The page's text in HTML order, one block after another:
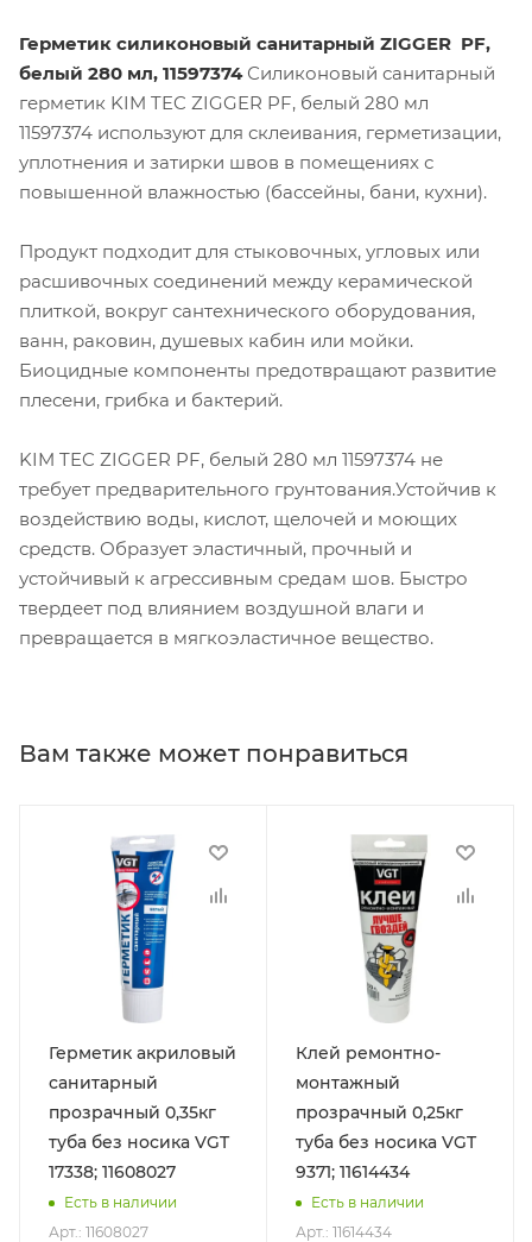
Герметик силиконовый санитарный ZIGGER PF,
белый 280 мл, 11597374 Силиконовый санитарный
герметик KIM TEC ZIGGER PF, белый 280 мл
11597374 используют для склеивания, герметизации,
уплотнения и затирки швов в помещениях с
повышенной влажностью (бассейны, бани, кухни).
Продукт подходит для стыковочных, угловых или
расшивочных соединений между керамической
плиткой, вокруг сантехнического оборудования,
ванн, раковин, душевых кабин или мойки.
Биоцидные компоненты предотвращают развитие
плесени, грибка и бактерий.
KIM TEC ZIGGER PF, белый 280 мл 11597374 не
требует предварительного грунтования.Устойчив к
воздействию воды, кислот, щелочей и моющих
средств. Образует эластичный, прочный и
устойчивый к агрессивным средам шов. Быстро
твердеет под влиянием воздушной влаги и
превращается в мягкоэластичное вещество.
Вам также может понравиться
Герметик акриловый
санитарный
прозрачный 0,35кг
туба без носика VGT
17338; 11608027
Есть в наличии
Арт.: 11608027
Клей ремонтно-
монтажный
прозрачный 0,25кг
туба без носика VGT
9371; 11614434
Есть в наличии
Арт.: 11614434